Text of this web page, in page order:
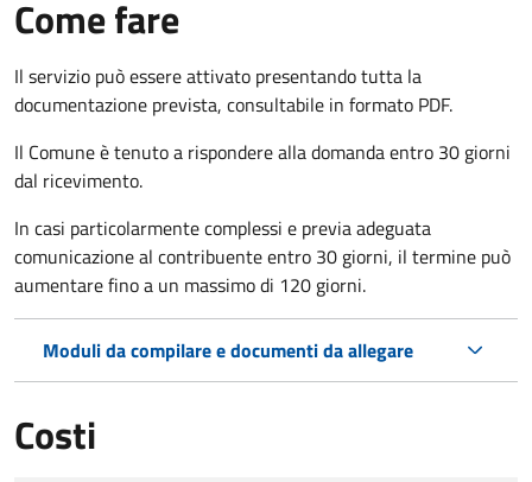
Come fare
Il servizio può essere attivato presentando tutta la
documentazione prevista, consultabile in formato PDF.
Il Comune è tenuto a rispondere alla domanda entro 30 giorni
dal ricevimento.
In casi particolarmente complessi e previa adeguata
comunicazione al contribuente entro 30 giorni, il termine può
aumentare fino a un massimo di 120 giorni.
Moduli da compilare e documenti da allegare
Costi